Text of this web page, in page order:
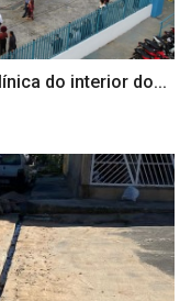
do interior do...